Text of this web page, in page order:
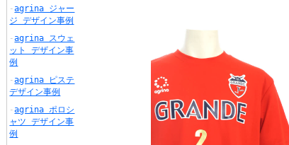
agrina ジャー
ジ デザイン事例
agrina スウェ
ット デザイン事
例
agrina ピステ
デザイン事例
agrina ポロシ
ャツ デザイン事
例